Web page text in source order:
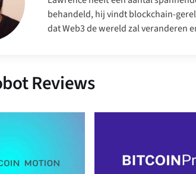
behandeld, hij vindt blockchain-
dat Web3 de wereld zal veranderen
Reviews